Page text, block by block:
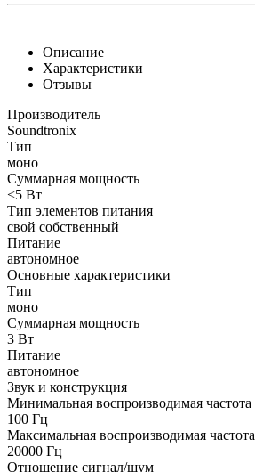
Описание
Характеристики
Отзывы
Производитель
Soundtronix
Тип
моно
Суммарная мощность
<5 Вт
Тип элементов питания
свой собственный
Питание
автономное
Основные характеристики
Тип
моно
Суммарная мощность
3 Вт
Питание
автономное
Звук и конструкция
Минимальная воспроизводимая частота
100 Гц
Максимальная воспроизводимая частота
20000 Гц
Отношение сигнал/шум